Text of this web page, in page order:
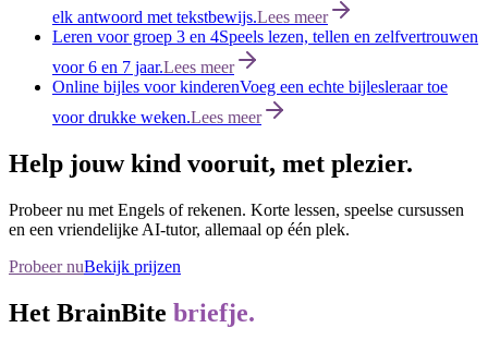
elk antwoord met tekstbewijs.Lees meer
Leren voor groep 3 en 4Speels lezen, tellen en zelfvertrouwen
voor 6 en 7 jaar.Lees meer
Online bijles voor kinderenVoeg een echte bijlesleraar toe
voor drukke weken.Lees meer
Help jouw kind vooruit, met plezier.
Probeer nu met Engels of rekenen. Korte lessen, speelse cursussen
en een vriendelijke AI-tutor, allemaal op één plek.
Probeer nuBekijk prijzen
Het BrainBite briefje.